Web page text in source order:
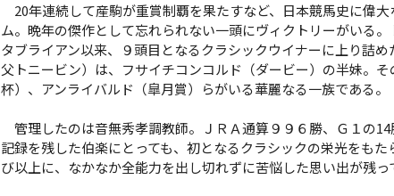
20年連続して産駒が重賞制覇を果たすなど、日本競馬史に偉
ム。晩年の傑作として忘れられない一頭にヴィクトリーがいる
タブライアン以来、９頭目となるクラシックウイナーに上り詰
父トニービン）は、フサイチコンコルド（ダービー）の半妹。
杯）、アンライバルド（皐月賞）らがいる華麗なる一族である。
管理したのは音無秀孝調教師。ＪＲＡ通算９９６勝、Ｇ１の
記録を残した伯楽にとっても、初となるクラシックの栄光をも
び以上に、なかなか全能力を出し切れずに苦悩した思い出が残っ